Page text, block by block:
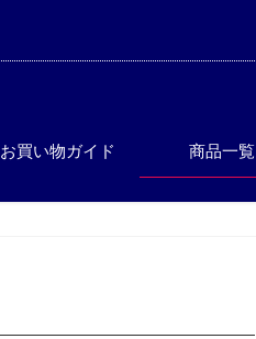
お買い物ガイド 商品一覧